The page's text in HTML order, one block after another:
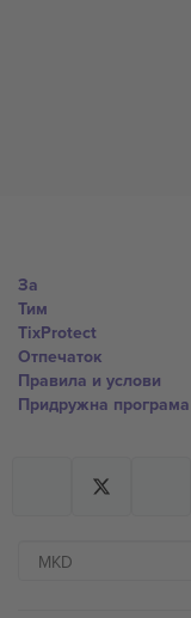
За
Тим
TixProtect
Отпечаток
Правила и услови
Придружна програма